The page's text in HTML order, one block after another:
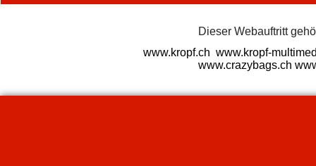
Dieser Webauftritt
www.kropf.ch www.kropf-
www.crazybags.ch